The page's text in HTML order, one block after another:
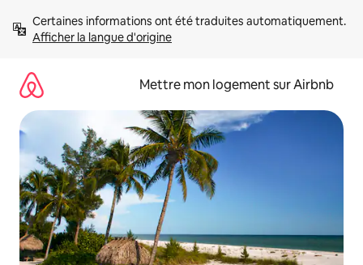
directement
Afficher la langue d'origine
Mettre mon logement sur Airbnb